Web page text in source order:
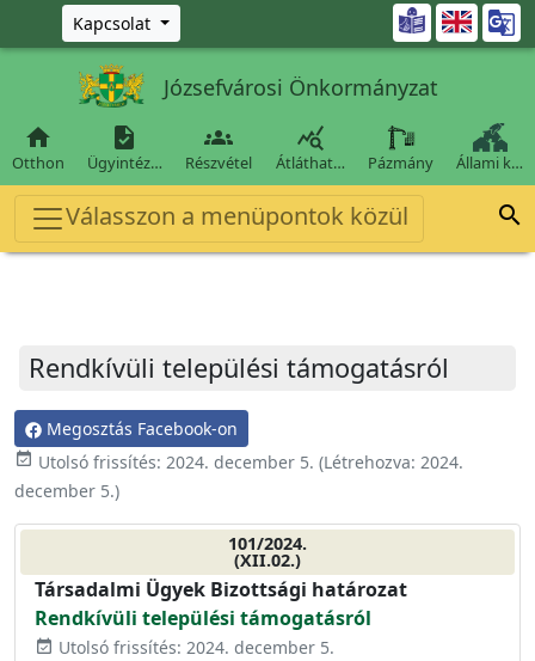
Ugrás a fő tartalomra
Kapcsolat 
Józsefvárosi Önkormányzat

Otthon

Ügyintéz…

Részvétel

Átláthat… Pázmány Állami k…
Válasszon a menüpontok közül 
Rendkívüli települési támogatásról
Megosztás Facebook-on
event_available Utolsó frissítés: 2024. december 5. (Létrehozva: 2024.
december 5.)
101/2024.
(XII.02.)
Társadalmi Ügyek Bizottsági határozat
Rendkívüli települési támogatásról
event_available Utolsó frissítés: 2024. december 5.